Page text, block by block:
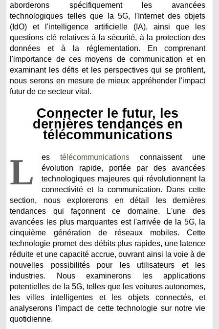
aborderons spécifiquement les avancées
technologiques telles que la 5G, l'Internet des objets
(IdO) et l'intelligence artificielle (IA), ainsi que les
questions clé relatives à la sécurité, à la protection des
données et à la réglementation. En comprenant
l'importance de ces moyens de communication et en
examinant les défis et les perspectives qui se profilent,
nous serons en mesure de mieux appréhender l'impact
futur de ce secteur vital.
Connecter le futur, les
dernières tendances en
télécommunications
L estélécommunications connaissent une
évolution rapide, portée par des avancées
technologiques majeures qui révolutionnent la
connectivité et la communication. Dans cette
section, nous explorerons en détail les dernières
tendances qui façonnent ce domaine.
L'une des
avancées les plus marquantes est l'arrivée de la 5G, la
cinquième génération de réseaux mobiles. Cette
technologie promet des débits plus rapides, une latence
réduite et une capacité accrue, ouvrant ainsi la voie à de
nouvelles possibilités pour les utilisateurs et les
industries. Nous examinerons les applications
potentielles de la 5G, telles que les voitures autonomes,
les villes intelligentes et les objets connectés, et
analyserons l'impact de cette technologie sur notre vie
quotidienne.